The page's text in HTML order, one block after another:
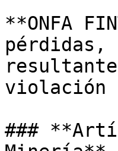
**ONFA
pérdidas,
violación
###